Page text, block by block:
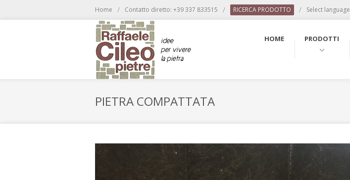
Home / Contatto diretto: +39 337 833515 / RICERCA PRODOTTO / Select language
HOME PRODOTTI
PIETRA COMPATTATA